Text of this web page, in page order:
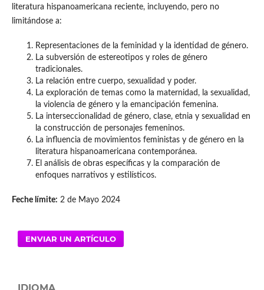
literatura hispanoamericana reciente, incluyendo, pero no
limitándose a:
Representaciones de la feminidad y la identidad de género.
La subversión de estereotipos y roles de género
tradicionales.
La relación entre cuerpo, sexualidad y poder.
La exploración de temas como la maternidad, la sexualidad,
la violencia de género y la emancipación femenina.
La interseccionalidad de género, clase, etnia y sexualidad en
la construcción de personajes femeninos.
La influencia de movimientos feministas y de género en la
literatura hispanoamericana contemporánea.
El análisis de obras específicas y la comparación de
enfoques narrativos y estilísticos.
Feche límite: 2 de Mayo 2024
ENVIAR UN ARTÍCULO